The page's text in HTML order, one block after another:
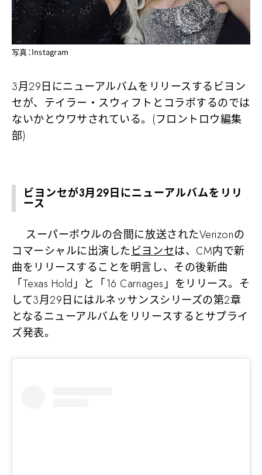
写真：Instagram
3月29日にニューアルバムをリリースするビヨン
セが、テイラー・スウィフトとコラボするのでは
ないかとウワサされている。(フロントロウ編集
部)
ビヨンセが3月29日にニューアルバムをリリ
ース
スーパーボウルの合間に放送されたVerizonの
コマーシャルに出演したビヨンセは、CM内で新
曲をリリースすることを明言し、その後新曲
「Texas Hold」と「16 Carriages」をリリース。そ
して3月29日にはルネッサンスシリーズの第2章
となるニューアルバムをリリースするとサプライ
ズ発表。